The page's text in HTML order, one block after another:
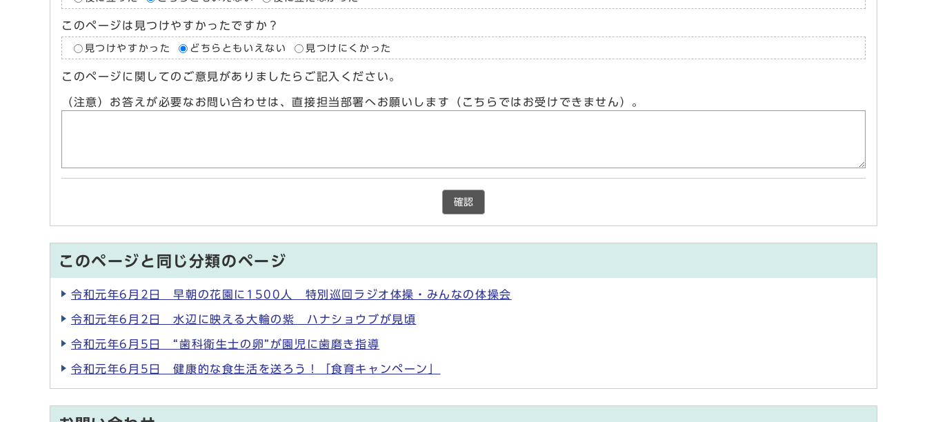
このページは見つけやすかったですか？
見つけやすかった どちらともいえない 見つけにくかった
このページに関してのご意見がありましたらご記入ください。
（注意）お答えが必要なお問い合わせは、直接担当部署へお願いします（こちらではお受けできません）。
確認
このページと同じ分類のページ
令和元年6月2日 早朝の花園に1500人 特別巡回ラジオ体操・みんなの体操会
令和元年6月2日 水辺に映える大輪の紫 ハナショウブが見頃
令和元年6月5日 “歯科衛生士の卵”が園児に歯磨き指導
令和元年6月5日 健康的な食生活を送ろう！「食育キャンペーン」